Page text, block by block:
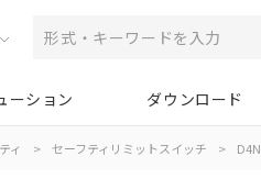
ーション ダウンロード
ィ > セーフティリミットスイッチ > D4N